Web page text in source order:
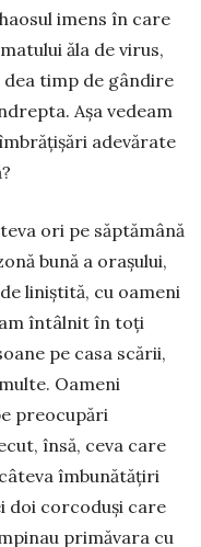
imens în care
ăla de virus,
dea timp de gândire
Așa vedeam
adevărate
ori pe săp­tămână
bună a orașului,
li­niș­tită, cu oameni
întâlnit în toți
pe casa scării,
Oameni
preo­cu­pări
însă, ceva care
îmbu­nă­tățiri
doi cor­coduși care
pri­măvara cu